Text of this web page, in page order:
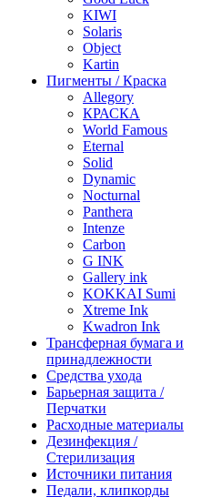
KIWI
Solaris
Object
Kartin
Пигменты / Краска
Allegory
КРАСКА
World Famous
Eternal
Solid
Dynamic
Nocturnal
Panthera
Intenze
Carbon
G INK
Gallery ink
KOKKAI Sumi
Xtreme Ink
Kwadron Ink
Трансферная бумага и
принадлежности
Средства ухода
Барьерная защита /
Перчатки
Расходные материалы
Дезинфекция /
Стерилизация
Источники питания
Педали, клипкорды